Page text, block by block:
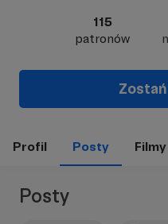
115
patronów
Profil Posty Filmy
Posty